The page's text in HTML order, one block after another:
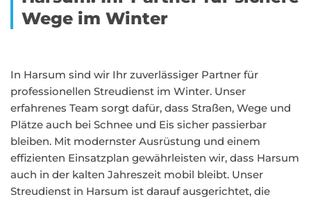
Wege im Winter
In Harsum sind wir Ihr zuverlässiger Partner für
professionellen Streudienst im Winter. Unser
erfahrenes Team sorgt dafür, dass Straßen, Wege und
Plätze auch bei Schnee und Eis sicher passierbar
bleiben. Mit modernster Ausrüstung und einem
effizienten Einsatzplan gewährleisten wir, dass Harsum
auch in der kalten Jahreszeit mobil bleibt. Unser
Streudienst in Harsum ist darauf ausgerichtet, die